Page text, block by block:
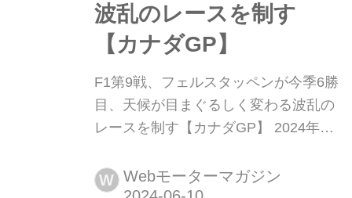
波乱のレースを制す
【カナダGP】
F1第9戦、フェルスタッペンが今季6勝
目、天候が目まぐるしく変わる波乱の
レースを制す【カナダGP】 2024年6
カナダGPがモントリオール郊外のジ
W Webモーターマガジン